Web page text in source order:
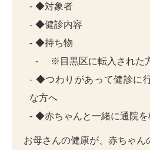
◆対象者
◆健診内容
◆持ち物
※目黒区に転入された
◆つわりがあって健診に
な方へ
◆赤ちゃんと一緒に通院を
お母さんの健康が、赤ちゃん